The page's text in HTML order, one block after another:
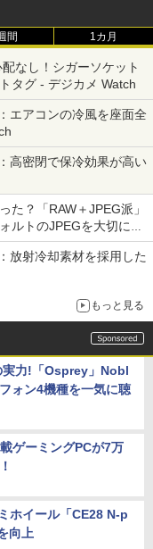
間 1カ月
なし！シガーソケット
タグ - デジカメ Watch
エアコンの冷風を座面全
高密閉で保冷効果が高い
た？「RAW＋JPEG派」
トのJPEGを大切にす
放射冷却素材を採用した
もっと見る
実力!「Osprey」Nobl
ォン4機種を一気に聴
ゲーミングPCが7万
ホイール「CE28 N-p
向上